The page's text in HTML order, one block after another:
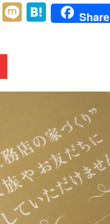
LineMixiHatena
Share